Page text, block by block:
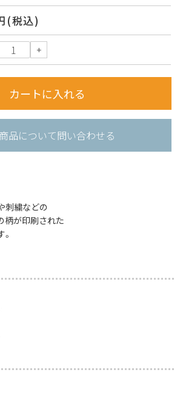
(税込)
品について問い合わせる
刺繍などの
柄が印刷された